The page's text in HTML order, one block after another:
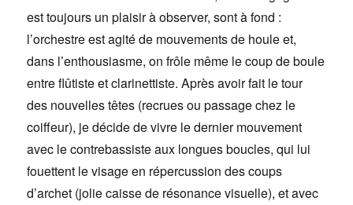
est toujours un plaisir à observer, sont à fond :
l’orchestre est agité de mouvements de houle et,
dans l’enthousiasme, on frôle même le coup de boule
entre flûtiste et clarinettiste. Après avoir fait le tour
des nouvelles têtes (recrues ou passage chez le
coiffeur), je décide de vivre le dernier mouvement
avec le contrebassiste aux longues boucles, qui lui
fouettent le visage en répercussion des coups
d’archet (jolie caisse de résonance visuelle), et avec